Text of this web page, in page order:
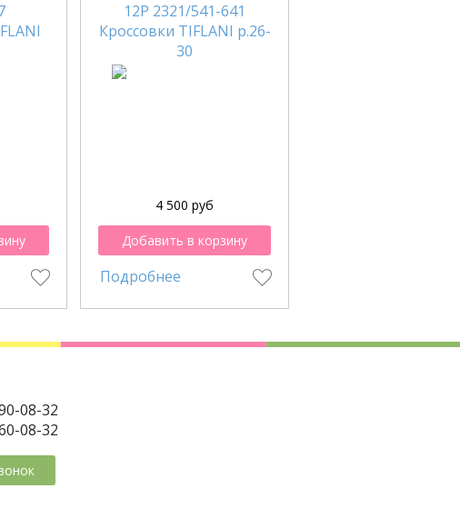
12Р 2321/541-641
Кроссовки TIFLANI р.26-
30
4 500 руб
Добавить в корзину
Подробнее
08-32
08-32